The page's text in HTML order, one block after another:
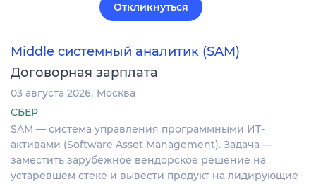
Откликнуться
Middle системный аналитик (SAM)
Договорная зарплата
03 августа 2026 Москва
СБЕР
SAM — система управления программными ИТ-
активами (Software Asset Management). Задача —
заместить зарубежное вендорское решение на
устаревшем стеке и вывести продукт на лидирующие